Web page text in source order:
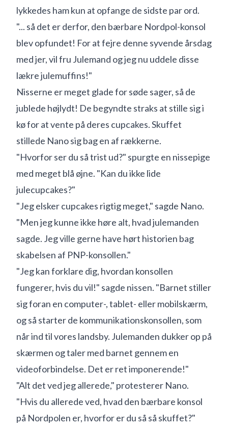
lykkedes ham kun at opfange de sidste par ord.
"... så det er derfor, den bærbare Nordpol-konsol
blev opfundet! For at fejre denne syvende årsdag
med jer, vil fru Julemand og jeg nu uddele disse
lækre julemuffins!"
Nisserne er meget glade for søde sager, så de
jublede højlydt! De begyndte straks at stille sig i
kø for at vente på deres cupcakes. Skuffet
stillede Nano sig bag en af rækkerne.
"Hvorfor ser du så trist ud?" spurgte en nissepige
med meget blå øjne. "Kan du ikke lide
julecupcakes?"
"Jeg elsker cupcakes rigtig meget," sagde Nano.
"Men jeg kunne ikke høre alt, hvad julemanden
sagde. Jeg ville gerne have hørt historien bag
skabelsen af PNP-konsollen."
"Jeg kan forklare dig, hvordan konsollen
fungerer, hvis du vil!" sagde nissen. "Barnet stiller
sig foran en computer-, tablet- eller mobilskærm,
og så starter de kommunikationskonsollen, som
når ind til vores landsby. Julemanden dukker op på
skærmen og taler med barnet gennem en
videoforbindelse. Det er ret imponerende!"
"Alt det ved jeg allerede," protesterer Nano.
"Hvis du allerede ved, hvad den bærbare konsol
på Nordpolen er, hvorfor er du så så skuffet?"